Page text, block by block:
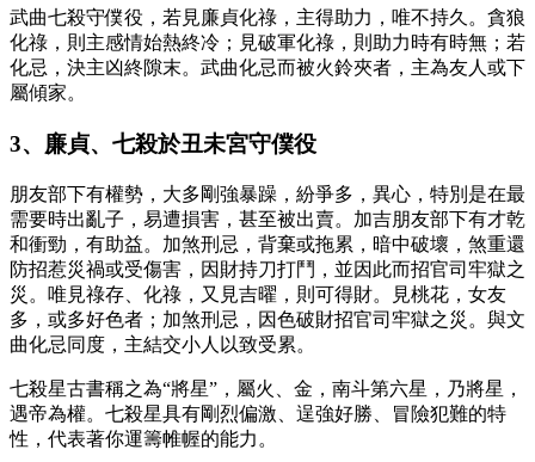
武曲七殺守僕役，若見廉貞化祿，主得助力，唯不持久。貪狼
化祿，則主感情始熱終冷；見破軍化祿，則助力時有時無；若
化忌，決主凶終隙末。武曲化忌而被火鈴夾者，主為友人或下
屬傾家。
3、廉貞、七殺於丑未宮守僕役
朋友部下有權勢，大多剛強暴躁，紛爭多，異心，特別是在最
需要時出亂子，易遭損害，甚至被出賣。加吉朋友部下有才乾
和衝勁，有助益。加煞刑忌，背棄或拖累，暗中破壞，煞重還
防招惹災禍或受傷害，因財持刀打鬥，並因此而招官司牢獄之
災。唯見祿存、化祿，又見吉曜，則可得財。見桃花，女友
多，或多好色者；加煞刑忌，因色破財招官司牢獄之災。與文
曲化忌同度，主結交小人以致受累。
七殺星古書稱之為“將星”，屬火、金，南斗第六星，乃將星，
遇帝為權。七殺星具有剛烈偏激、逞強好勝、冒險犯難的特
性，代表著你運籌帷幄的能力。